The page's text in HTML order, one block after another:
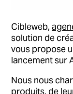
Cibleweb,
solution de
vous propose
lancement sur
Nous nous
produits, de